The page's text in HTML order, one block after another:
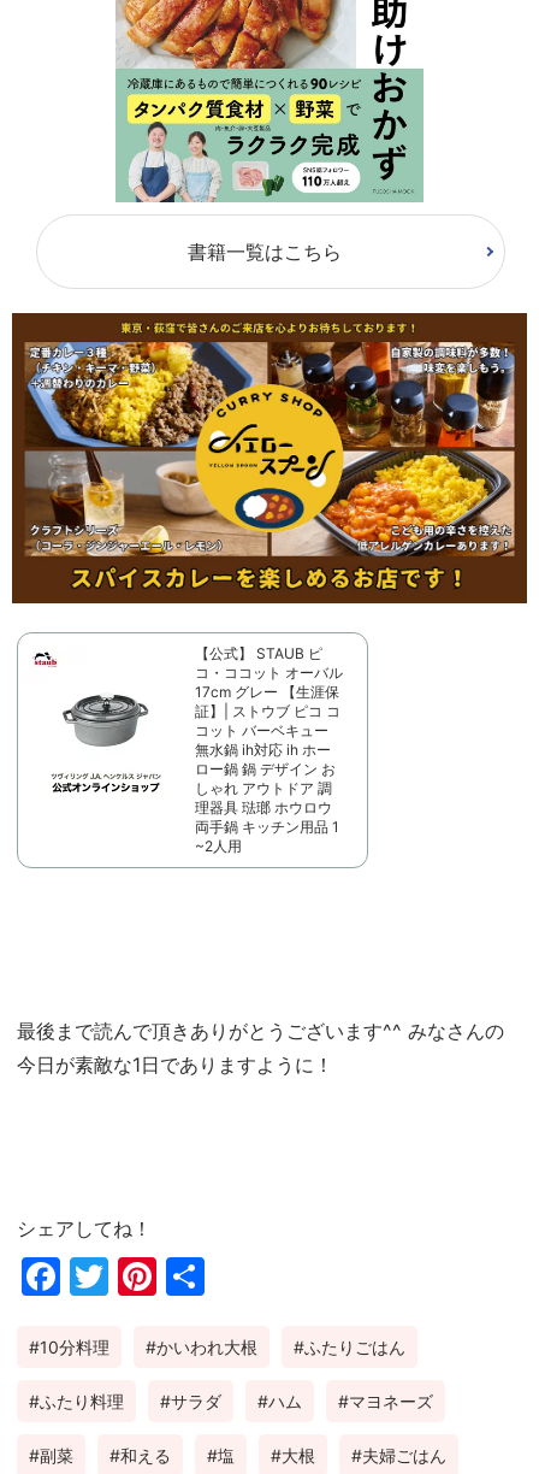
書籍一覧はこちら
【公式】 STAUB ピ
コ・ココット オーバル
17cm グレー 【生涯保
証】| ストウブ ピコ コ
コット バーベキュー
無水鍋 ih対応 ih ホー
ロー鍋 鍋 デザイン お
しゃれ アウトドア 調
理器具 琺瑯 ホウロウ
両手鍋 キッチン用品 1
~2人用
最後まで読んで頂きありがとうございます^^ みなさんの
今日が素敵な1日でありますように！
シェアしてね！
Fac
ok
Twi
Pin
est
10分料理 かいわれ大根 ふたりごはん
ふたり料理 サラダ ハム マヨネーズ
副菜 和える 塩 大根 夫婦ごはん